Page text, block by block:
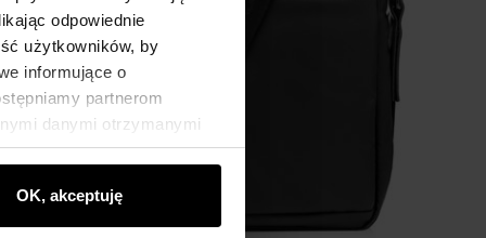
odpowiednie
użytkowników, by
informujące o
partnerom
danymi otrzymanymi
OK, akceptuję